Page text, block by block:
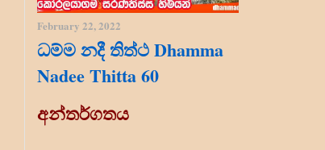
February 22, 2022
ධම්ම නදී තිත්ථ Dhamma
Nadee Thitta 60
අන්තර්ගතය